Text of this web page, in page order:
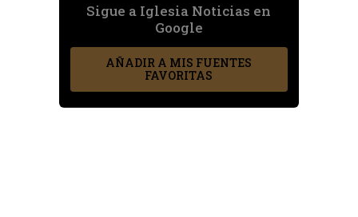
Sigue a Iglesia Noticias en
Google
AÑADIR A MIS FUENTES
FAVORITAS